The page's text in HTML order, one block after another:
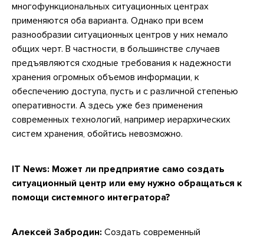
многофункциональных ситуационных центрах
применяются оба варианта. Однако при всем
разнообразии ситуационных центров у них немало
общих черт. В частности, в большинстве случаев
предъявляются сходные требования к надежности
хранения огромных объемов информации, к
обеспечению доступа, пусть и с различной степенью
оперативности. А здесь уже без применения
современных технологий, например иерархических
систем хранения, обойтись невозможно.
IT News: Может ли предприятие само создать
ситуационный центр или ему нужно обращаться к
помощи системного интегратора?
Алексей Забродин: Создать современный